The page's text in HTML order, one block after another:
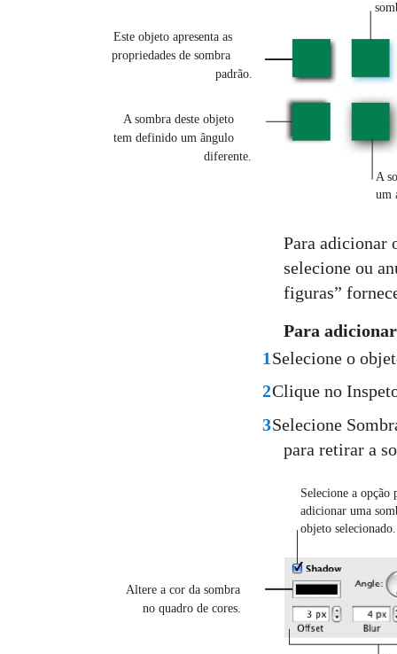
Este objeto apresenta as
propriedades de sombra
padrão.
A sombra deste objeto
tem definido um ângulo
diferente.
A
um
Para adicionar
selecione ou
figuras”
Para
1 Selecione o
2Clique no
3Selecione
para retirar a
Altere a cor da sombra
no quadro de cores.
Selecione a opção
adicionar uma
objeto selecionado.